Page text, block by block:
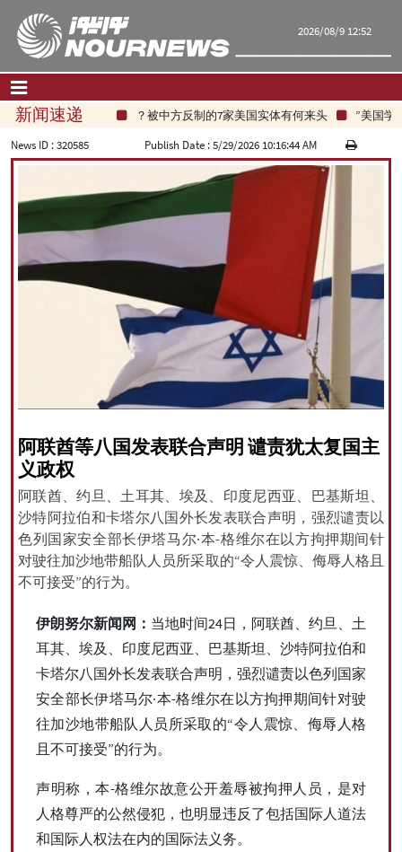
2026/08/9 12:52
首页 联系我们|关于我们
评论频道
政治
经济
English |العربیه
|русский|中文|
All rights reserved for NourNews
Copyright © 2021 www.nournews.ir
新闻速递 被中方反制的7家美国实体有何来头？
美国学者
News ID :320585 Publish Date :5/29/2026 10:16:44 AM
阿联酋等八国发表联合声明 谴责犹太复国主
义政权
阿联酋、约旦、土耳其、埃及、印度尼西亚、巴基斯坦、
沙特阿拉伯和卡塔尔八国外长发表联合声明，强烈谴责以
色列国家安全部长伊塔马尔·本-格维尔在以方拘押期间针
对驶往加沙地带船队人员所采取的“令人震惊、侮辱人格且
不可接受”的行为。
伊朗努尔新闻网： 当地时间24日，阿联酋、约旦、土
耳其、埃及、印度尼西亚、巴基斯坦、沙特阿拉伯和
卡塔尔八国外长发表联合声明，强烈谴责以色列国家
安全部长伊塔马尔·本-格维尔在以方拘押期间针对驶
往加沙地带船队人员所采取的“令人震惊、侮辱人格
且不可接受”的行为。
声明称，本-格维尔故意公开羞辱被拘押人员，是对
人格尊严的公然侵犯，也明显违反了包括国际人道法
和国际人权法在内的国际法义务。